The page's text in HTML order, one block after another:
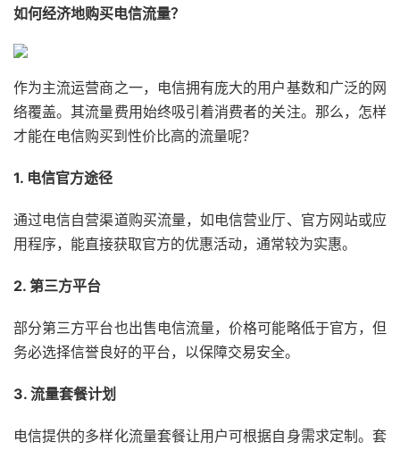
如何经济地购买电信流量？
作为主流运营商之一，电信拥有庞大的用户基数和广泛的网
络覆盖。其流量费用始终吸引着消费者的关注。那么，怎样
才能在电信购买到性价比高的流量呢？
1. 电信官方途径
通过电信自营渠道购买流量，如电信营业厅、官方网站或应
用程序，能直接获取官方的优惠活动，通常较为实惠。
2. 第三方平台
部分第三方平台也出售电信流量，价格可能略低于官方，但
务必选择信誉良好的平台，以保障交易安全。
3. 流量套餐计划
电信提供的多样化流量套餐让用户可根据自身需求定制。套